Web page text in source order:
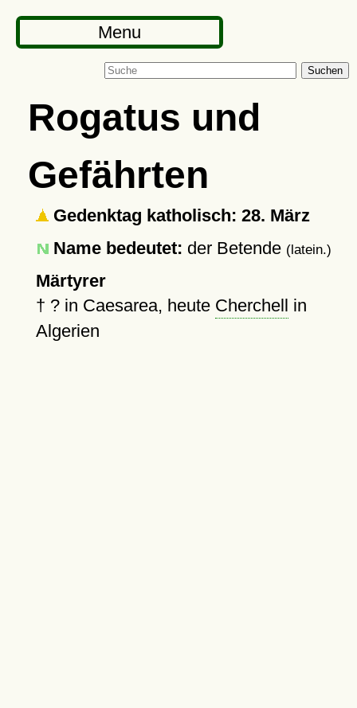
Menu
Suchen
Rogatus und
Gefährten
Gedenktag katholisch: 28. März
Name bedeutet: der Betende (latein.)
Märtyrer
† ?in Caesarea, heute Cherchell in
Algerien